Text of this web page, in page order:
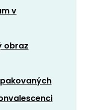
v
obraz